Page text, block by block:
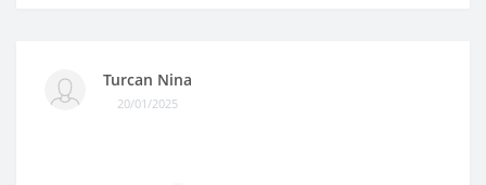
Turcan Nina
20/01/2025